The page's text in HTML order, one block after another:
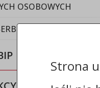
OSOBOWYCH
Strona